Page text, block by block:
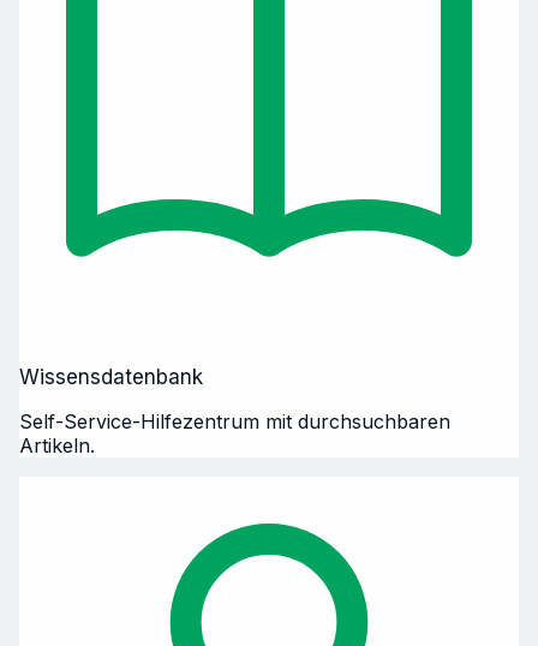
Wissensdatenbank
Self-Service-Hilfezentrum mit durchsuchbaren
Artikeln.